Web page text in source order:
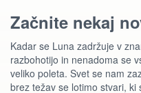
Začnite nekaj
Kadar se Luna zadržuje v
razbohotijo in nenadoma se
veliko poleta. Svet se nam
brez težav se lotimo stvari,